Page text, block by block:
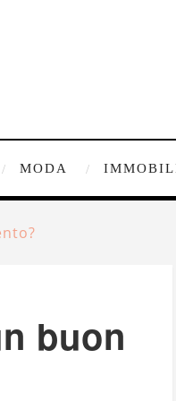
MODA
buon